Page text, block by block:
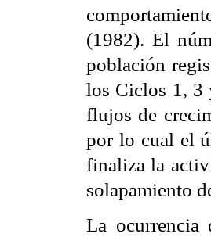
(1982). El
población
los Ciclos 1, 3
flujos de
por lo cual el
finaliza la
solapamiento
La ocurrencia